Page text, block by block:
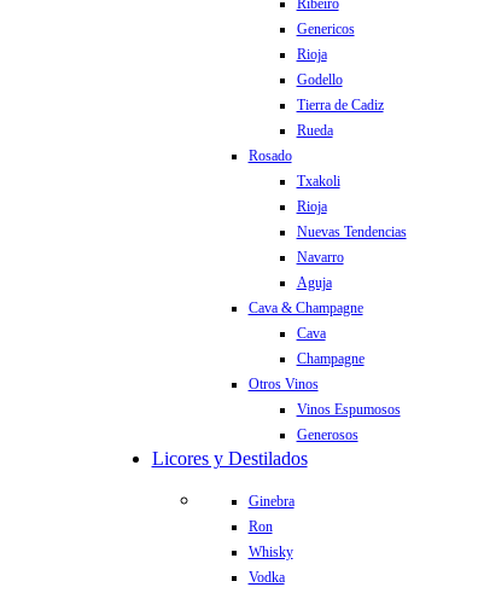
Ribeiro
Genericos
Rioja
Godello
Tierra de Cadiz
Rueda
Rosado
Txakoli
Rioja
Nuevas Tendencias
Navarro
Aguja
Cava & Champagne
Cava
Champagne
Otros Vinos
Vinos Espumosos
Generosos
Licores y Destilados
Ginebra
Ron
Whisky
Vodka